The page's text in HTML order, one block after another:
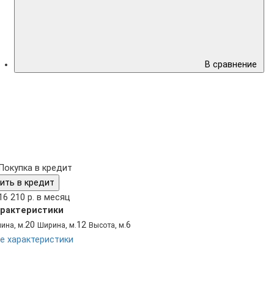
В сравнение
в кредит
в кредит
210 р. в месяц
м.20 Ширина, м.12 Высота, м.6
характеристики